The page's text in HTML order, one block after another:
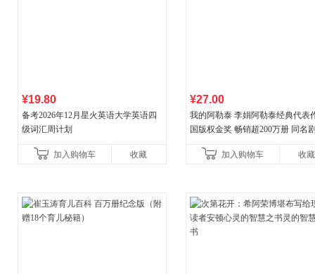
¥19.80
备考2026年12月星火英语大学英语四
级词汇周计划
加入购物车 收藏
¥27.00
我的阿勒泰 李娟阿勒泰经典代表
国版权金奖 畅销超200万册 同名
加入购物车
收藏